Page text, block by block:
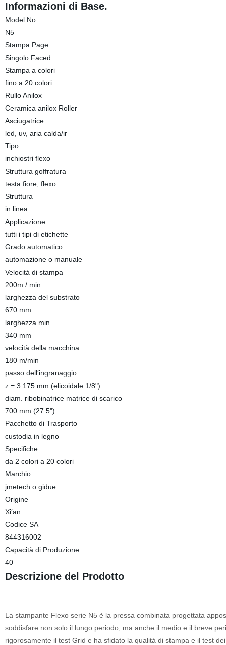
Informazioni di Base.
Model No.
N5
Stampa Page
Singolo Faced
Stampa a colori
fino a 20 colori
Rullo Anilox
Ceramica anilox Roller
Asciugatrice
led, uv, aria calda/ir
Tipo
inchiostri flexo
Struttura goffratura
testa fiore, flexo
Struttura
in linea
Applicazione
tutti i tipi di etichette
Grado automatico
automazione o manuale
Velocità di stampa
200m / min
larghezza del substrato
670 mm
larghezza min
340 mm
velocità della macchina
180 m/min
passo dell′ingranaggio
z = 3.175 mm (elicoidale 1/8")
diam. ribobinatrice matrice di scarico
700 mm (27.5")
Pacchetto di Trasporto
custodia in legno
Specifiche
da 2 colori a 20 colori
Marchio
jmetech o gidue
Origine
Xi′an
Codice SA
844316002
Capacità di Produzione
40
Descrizione del Prodotto
La stampante Flexo serie N5 è la pressa combinata progettata
soddisfare non solo il lungo periodo, ma anche il medio e il breve
rigorosamente il test Grid e ha sfidato la qualità di stampa e il test